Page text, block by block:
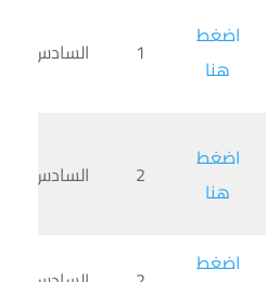
اضغط
هنا
1 السادس
اضغط
هنا
2 السادس
اضغط